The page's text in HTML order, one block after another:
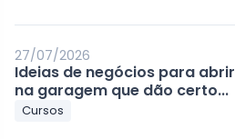
27/07/2026
Ideias de negócios para abrir
na garagem que dão certo...
Cursos